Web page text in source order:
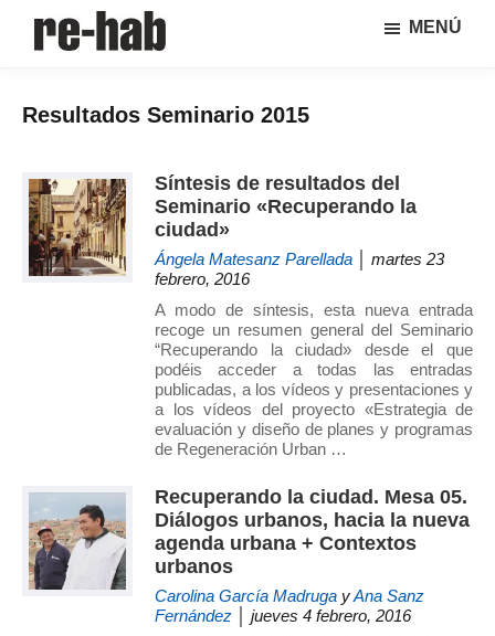
lateral
│
Crisis
rehabilitación
y
regeneración
difusión
sobre
la
adaptación
de
de
Investigación
en
Arquitectura,
MENÚ
Resultados Seminario 2015
Síntesis de resultados del
Seminario «Recuperando la
ciudad»
Ángela Matesanz Parellada │ martes 23
febrero, 2016
A modo de síntesis, esta nueva entrada
recoge un resumen general del Seminario
“Recuperando la ciudad» desde el que
podéis acceder a todas las entradas
publicadas, a los vídeos y presentaciones y
a los vídeos del proyecto «Estrategia de
evaluación y diseño de planes y programas
de Regeneración Urban …
Recuperando la ciudad. Mesa 05.
Diálogos urbanos, hacia la nueva
agenda urbana + Contextos
urbanos
Carolina García Madruga yAna Sanz
Fernández │ jueves 4 febrero, 2016